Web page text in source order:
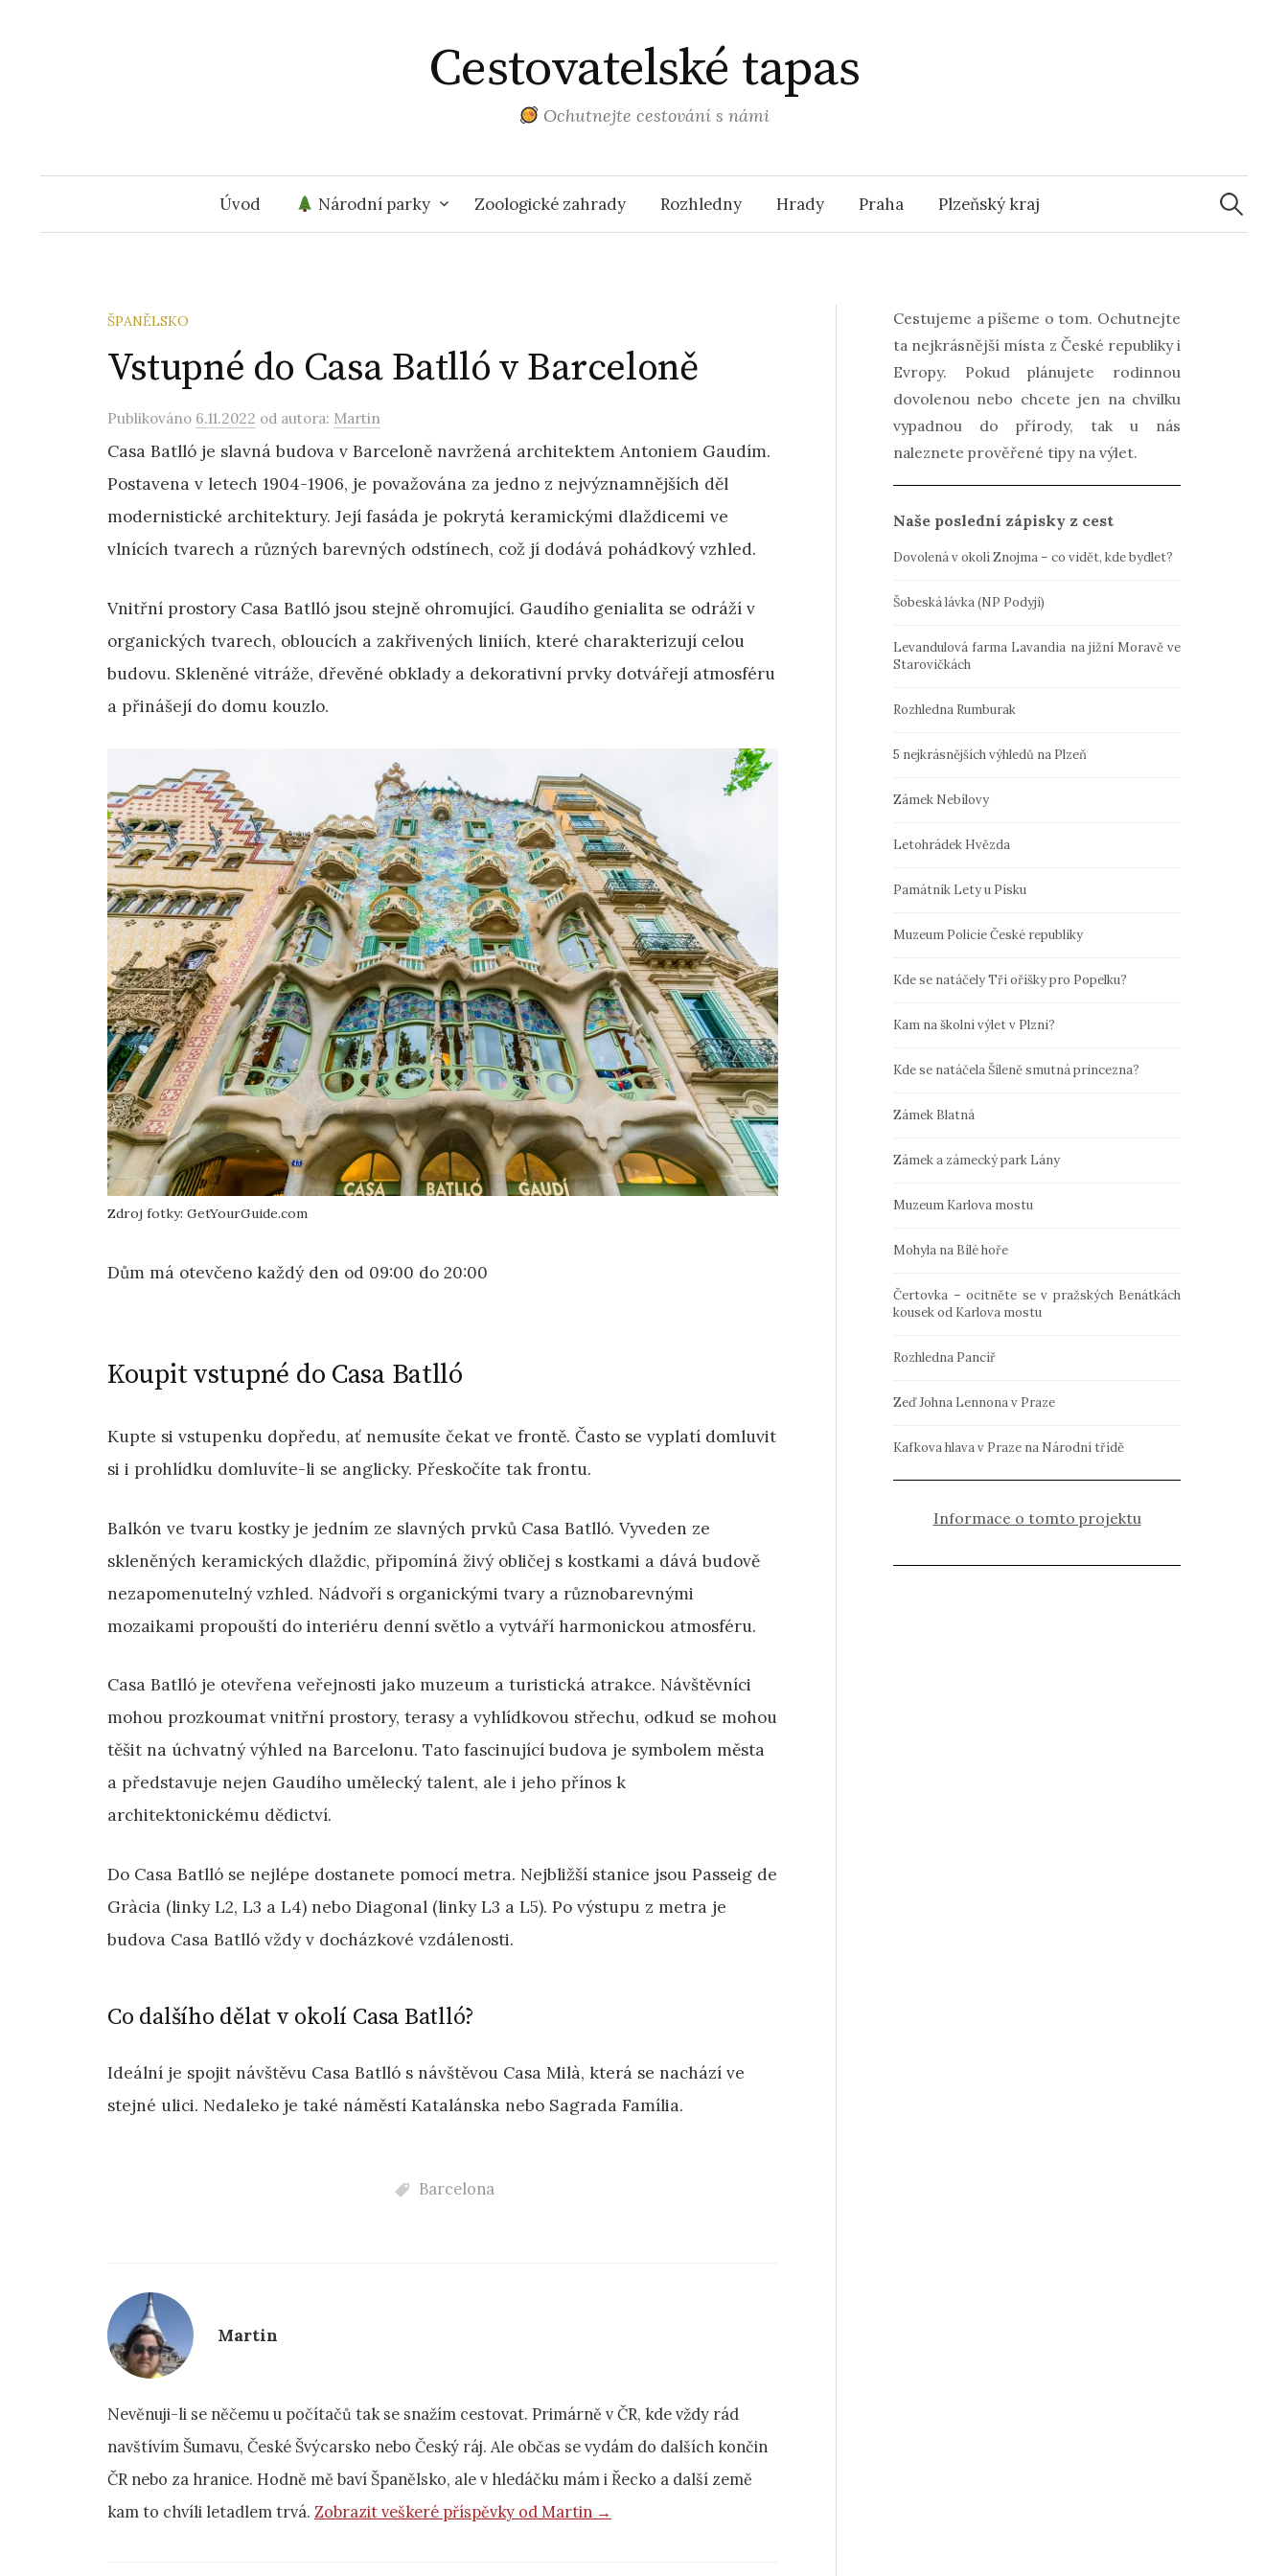
Cestovatelské tapas
Ochutnejte cestování s námi
Úvod Národní parky Zoologické zahrady Rozhledny Hrady Praha Plzeňský kraj
ŠPANĚLSKO
Vstupné do Casa Batlló v Barceloně
Publikováno 6.11.2022 od autora: Martin
Casa Batlló je slavná budova v Barceloně navržená architektem Antoniem Gaudím.
Postavena v letech 1904-1906, je považována za jedno z nejvýznamnějších děl
modernistické architektury. Její fasáda je pokrytá keramickými dlaždicemi ve
vlnících tvarech a různých barevných odstínech, což jí dodává pohádkový vzhled.
Vnitřní prostory Casa Batlló jsou stejně ohromující. Gaudího genialita se odráží v
organických tvarech, obloucích a zakřivených liniích, které charakterizují celou
budovu. Skleněné vitráže, dřevěné obklady a dekorativní prvky dotvářejí atmosféru
a přinášejí do domu kouzlo.
Zdroj fotky: GetYourGuide.com
Dům má otevčeno každý den od 09:00 do 20:00
Koupit vstupné do Casa Batlló
Kupte si vstupenku dopředu, ať nemusíte čekat ve frontě. Často se vyplatí domluvit
si i prohlídku domluvíte-li se anglicky. Přeskočíte tak frontu.
Balkón ve tvaru kostky je jedním ze slavných prvků Casa Batlló. Vyveden ze
skleněných keramických dlaždic, připomíná živý obličej s kostkami a dává budově
nezapomenutelný vzhled. Nádvoří s organickými tvary a různobarevnými
mozaikami propouští do interiéru denní světlo a vytváří harmonickou atmosféru.
Casa Batlló je otevřena veřejnosti jako muzeum a turistická atrakce. Návštěvníci
mohou prozkoumat vnitřní prostory, terasy a vyhlídkovou střechu, odkud se mohou
těšit na úchvatný výhled na Barcelonu. Tato fascinující budova je symbolem města
a představuje nejen Gaudího umělecký talent, ale i jeho přínos k
architektonickému dědictví.
Do Casa Batlló se nejlépe dostanete pomocí metra. Nejbližší stanice jsou Passeig de
Gràcia (linky L2, L3 a L4) nebo Diagonal (linky L3 a L5). Po výstupu z metra je
budova Casa Batlló vždy v docházkové vzdálenosti.
Co dalšího dělat v okolí Casa Batlló?
Ideální je spojit návštěvu Casa Batlló s návštěvou Casa Milà, která se nachází ve
stejné ulici. Nedaleko je také náměstí Katalánska nebo Sagrada Família.
Barcelona
Martin
Nevěnuji-li se něčemu u počítačů tak se snažím cestovat. Primárně v ČR, kde vždy rád
navštívím Šumavu, České Švýcarsko nebo Český ráj. Ale občas se vydám do dalších končin
ČR nebo za hranice. Hodně mě baví Španělsko, ale v hledáčku mám i Řecko a další země
kam to chvíli letadlem trvá. Zobrazit veškeré příspěvky od Martin →
Cestujeme a píšeme o tom. Ochutnejte
ta nejkrásnější místa z České republiky i
Evropy. Pokud plánujete rodinnou
dovolenou nebo chcete jen na chvilku
vypadnou do přírody, tak u nás
naleznete prověřené tipy na výlet.
Naše poslední zápisky z cest
Dovolená v okolí Znojma – co vidět, kde bydlet?
Šobeská lávka (NP Podyjí)
Levandulová farma Lavandia na jižní Moravě ve
Starovičkách
Rozhledna Rumburak
5 nejkrásnějších výhledů na Plzeň
Zámek Nebílovy
Letohrádek Hvězda
Památník Lety u Písku
Muzeum Policie České republiky
Kde se natáčely Tři oříšky pro Popelku?
Kam na školní výlet v Plzni?
Kde se natáčela Šíleně smutná princezna?
Zámek Blatná
Zámek a zámecký park Lány
Muzeum Karlova mostu
Mohyla na Bílé hoře
Čertovka – ocitněte se v pražských Benátkách
kousek od Karlova mostu
Rozhledna Pancíř
Zeď Johna Lennona v Praze
Kafkova hlava v Praze na Národní třídě
Informace o tomto projektu